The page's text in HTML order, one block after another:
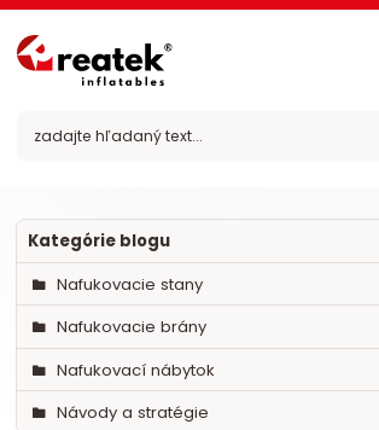
Kategórie blogu
Nafukovacie stany
Nafukovacie brány
Nafukovací nábytok
Návody a stratégie